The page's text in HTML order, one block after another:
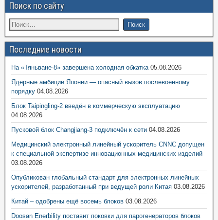
Поиск по сайту
Последние новости
На «Тяньване-8» завершена холодная обкатка 05.08.2026
Ядерные амбиции Японии — опасный вызов послевоенному
порядку 04.08.2026
Блок Taipingling-2 введён в коммерческую эксплуатацию
04.08.2026
Пусковой блок Changjiang-3 подключён к сети 04.08.2026
Медицинский электронный линейный ускоритель CNNC допущен
к специальной экспертизе инновационных медицинских изделий
03.08.2026
Опубликован глобальный стандарт для электронных линейных
ускорителей, разработанный при ведущей роли Китая 03.08.2026
Китай – одобрены ещё восемь блоков 03.08.2026
Doosan Enerbility поставит поковки для парогенераторов блоков